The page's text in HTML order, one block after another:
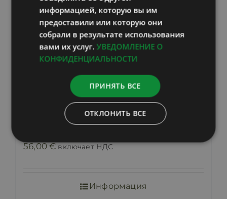
56,00€ включает НДС
Информация
информацией, которую вы им
предоставили или которую они
собрали в результате использования
вами их услуг. УВЕДОМЛЕНИЕ О
КОНФИДЕНЦИАЛЬНОСТИ
ПРИНЯТЬ ВСЕ
ОТКЛОНИТЬ ВСЕ